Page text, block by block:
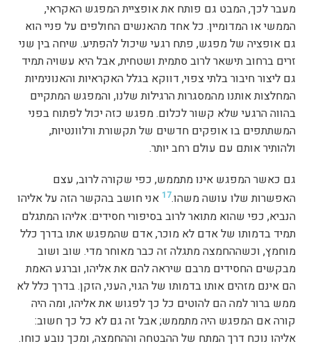
מעבר לכך, המבט גם פותח את אופציית המפגש האקראי,
הממשי או המדומיין. כל אחד מהאנשים החולפים על פניי הוא
גם אופציה של מפגש, פתח רגעי שיכול להפתיע. שיחה בין שני
זרים ברחוב תישאר לרוב סתמית ושטחית, אבל היא עשויה תמיד
גם ליצור חיבור בלתי צפוי, דווקא בגלל האקראיות והאנונימיות
המחלצות אותנו מהמסגרות הרגילות שלנו, והמפגש המתקיים
בהווה הרגעי שלא קשור לכלום. מפגש כזה יכול לפתוח בפני
המשתתפים בו אופקים חדשים של תקשורת ורלוונטיות,
ולהותיר אותם עם עולם רחב יותר.
גם כאשר המפגש אינו מתממש, כפי שקורה לרוב, עצם
האפשרות שלו עושה משהו.17 אני חושב בהקשר הזה על אליהו
הנביא, כפי שהוא מתואר לרוב בסיפורי חסידים: אליהו המתגלם
תמיד בדמותו של אדם לא מוכר, אדם שהמפגש אתו בדרך כלל
מוחמץ, וכשההחמצה מתגלה זה כבר מאוחר מדי. שוב ושוב
מבקשים החסידים מרבם שיראה להם את אליהו, וברגע האמת
הם אינם מזהים אותו בדמותו של הגוי, העני, הזקן. בדרך כלל לא
ממש ברור למה הם להוטים כל כך לפגוש את אליהו, ומה היה
קורה אם המפגש היה מתממש; אבל זה גם לא כל כך חשוב:
אליהו נוכח דרך המתח של ההבטחה וההחמצה, ומכך נובע כוחו.